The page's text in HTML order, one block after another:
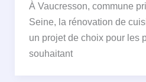
À Vaucresson, commune
Seine, la rénovation de
un projet de choix pour les
souhaitant